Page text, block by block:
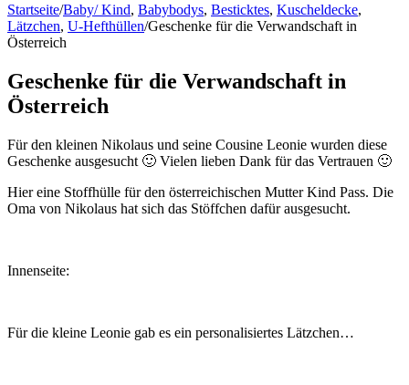
Startseite/Baby/ Kind, Babybodys, Besticktes, Kuscheldecke,
Lätzchen, U-Hefthüllen/Geschenke für die Verwandschaft in
Österreich
Geschenke für die Verwandschaft in
Österreich
Für den kleinen Nikolaus und seine Cousine Leonie wurden diese
Geschenke ausgesucht 🙂 Vielen lieben Dank für das Vertrauen 🙂
Hier eine Stoffhülle für den österreichischen Mutter Kind Pass. Die
Oma von Nikolaus hat sich das Stöffchen dafür ausgesucht.
Innenseite:
Für die kleine Leonie gab es ein personalisiertes Lätzchen…